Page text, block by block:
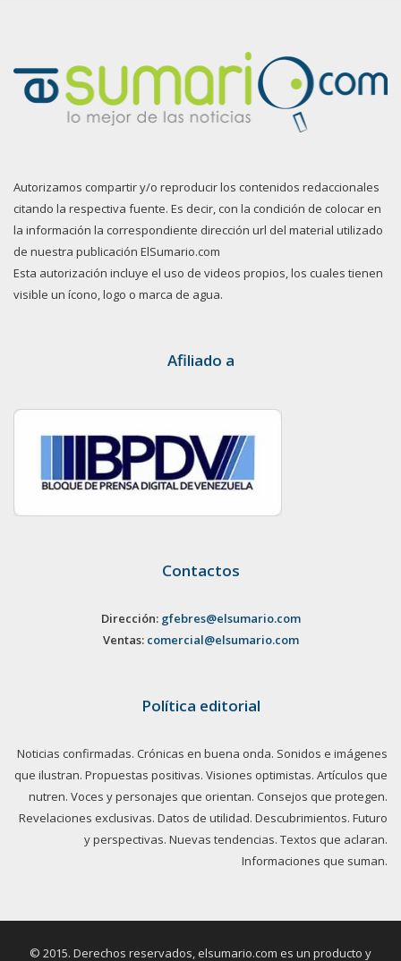
Autorizamos compartir y/o reproducir los contenidos redaccionales
citando la respectiva fuente. Es decir, con la condición de colocar en
la información la correspondiente dirección url del material utilizado
de nuestra publicación ElSumario.com
Esta autorización incluye el uso de videos propios, los cuales tienen
visible un ícono, logo o marca de agua.
Afiliado a
Contactos
Dirección: gfebres@elsumario.com
Ventas: comercial@elsumario.com
Política editorial
Noticias confirmadas. Crónicas en buena onda. Sonidos e imágenes
que ilustran. Propuestas positivas. Visiones optimistas. Artículos que
nutren. Voces y personajes que orientan. Consejos que protegen.
Revelaciones exclusivas. Datos de utilidad. Descubrimientos. Futuro
y perspectivas. Nuevas tendencias. Textos que aclaran.
Informaciones que suman.
© 2015. Derechos reservados, elsumario.com es un producto y